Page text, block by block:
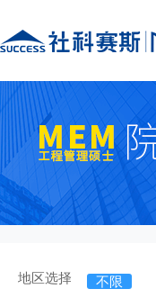
地区选择 不限